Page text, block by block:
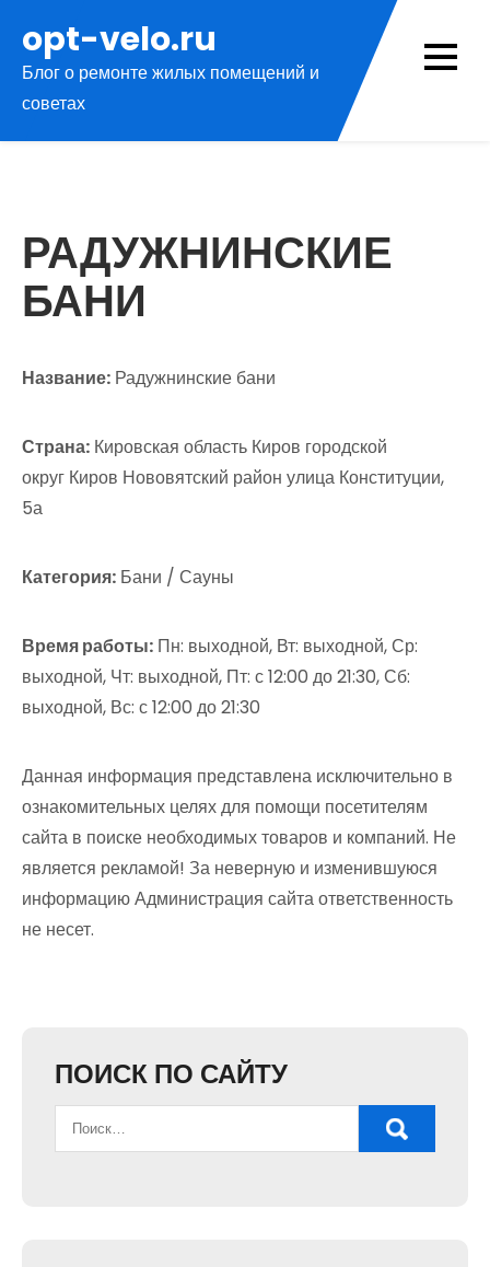
содержимому
opt-velo.ru
Блог о ремонте жилых помещений и
советах
РАДУЖНИНСКИЕ
БАНИ
Название: Радужнинские бани
Страна: Кировская область Киров городской
округ Киров Нововятский район улица Конституции,
5а
Категория: Бани / Сауны
Время работы: Пн: выходной, Вт: выходной, Ср:
выходной, Чт: выходной, Пт: с 12:00 до 21:30, Сб:
выходной, Вс: с 12:00 до 21:30
Данная информация представлена исключительно в
ознакомительных целях для помощи посетителям
сайта в поиске необходимых товаров и компаний. Не
является рекламой! За неверную и изменившуюся
информацию Администрация сайта ответственность
не несет.
ПОИСК ПО САЙТУ